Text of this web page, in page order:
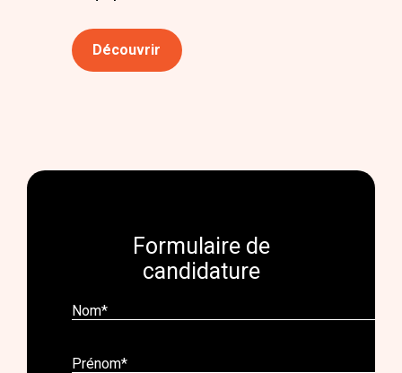
Découvrir
Formulaire de
candidature